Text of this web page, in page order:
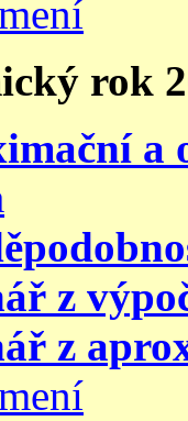
rok
a
z
z